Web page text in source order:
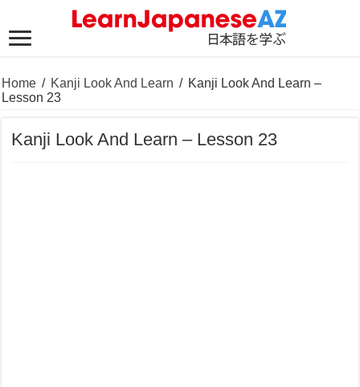
Home / Kanji Look And Learn / Kanji Look And Learn –
Lesson 23
Kanji Look And Learn – Lesson 23